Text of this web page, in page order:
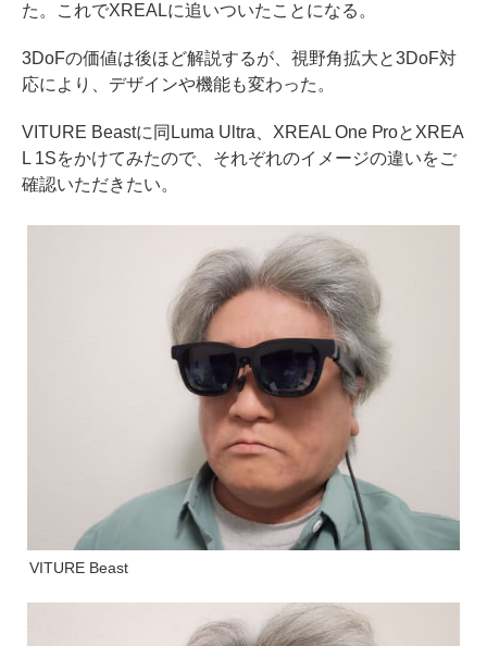
た。これでXREALに追いついたことになる。
3DoFの価値は後ほど解説するが、視野角拡大と3DoF対
応により、デザインや機能も変わった。
VITURE Beastに同Luma Ultra、XREAL One ProとXREA
L 1Sをかけてみたので、それぞれのイメージの違いをご
確認いただきたい。
VITURE Beast